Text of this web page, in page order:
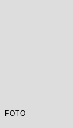
FOTO